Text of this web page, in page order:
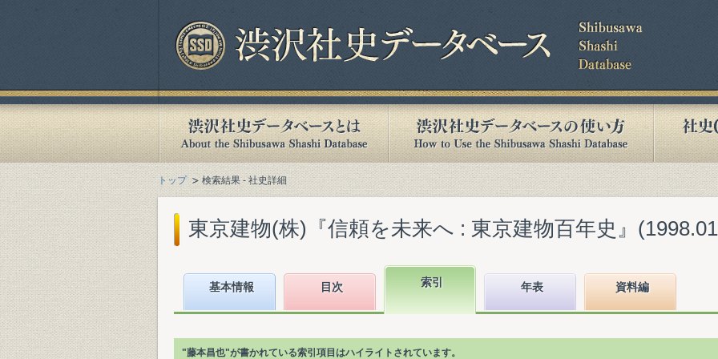
トップ 検索結果 - 社史詳細
東京建物(株)『信頼を未来へ : 東京建物百年史』
基本情報 目次 索引 年表 資料編
"藤本昌也"が書かれている索引項目はハイライトされています。